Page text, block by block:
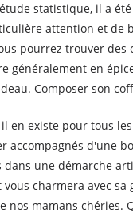
statistique, il a
attention et de
pourrez trouver
généralement en
Composer son
il en existe pour tous
accompagnés d'une
dans une démarche
vous charmera avec
nos mamans chéries.